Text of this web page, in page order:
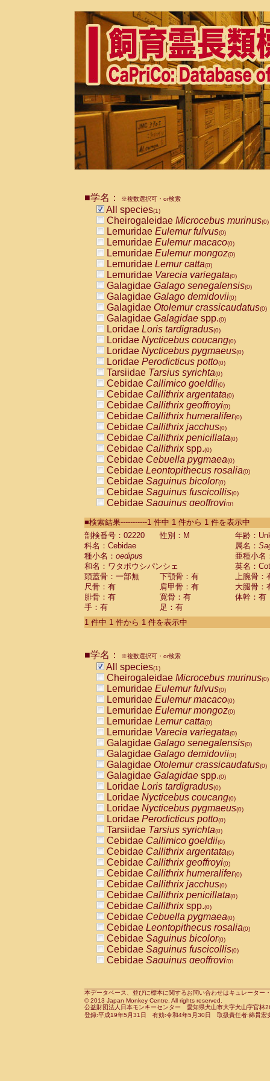
■学名： ※複数選択可・or検索
All species(1)
Cheirogaleidae Microcebus murinus(0)
Lemuridae Eulemur fulvus(0)
Lemuridae Eulemur macaco(0)
Lemuridae Eulemur mongoz(0)
Lemuridae Lemur catta(0)
Lemuridae Varecia variegata(0)
Galagidae Galago senegalensis(0)
Galagidae Galago demidovii(0)
Galagidae Otolemur crassicaudatus(0)
Galagidae Galagidae spp.(0)
Loridae Loris tardigradus(0)
Loridae Nycticebus coucang(0)
Loridae Nycticebus pygmaeus(0)
Loridae Perodicticus potto(0)
Tarsiidae Tarsius syrichta(0)
Cebidae Callimico goeldii(0)
Cebidae Callithrix argentata(0)
Cebidae Callithrix geoffroyi(0)
Cebidae Callithrix humeralifer(0)
Cebidae Callithrix jacchus(0)
Cebidae Callithrix penicillata(0)
Cebidae Callithrixspp.(0)
Cebidae Cebuella pygmaea(0)
Cebidae Leontopithecus rosalia(0)
Cebidae Saguinus bicolor(0)
Cebidae Saguinus fuscicollis(0)
Cebidae Saguinus geoffroyi(0)
CebidaeSaguinus labiatus(0)
Cebidae Saguinus leucopus (0)
Cebidae
Cebidae
CebidaeSaguinus nigricollis (0)
Cebidae Saguinus oedipus
Cebidae Saguinus weddelli
Cebidae Saguinusspp.
Cebidae Aotus trivirgatus
Cebidae Cebus albifrons
CebidaeCebus nigrivittatus
CebidaeCebus
CebidaeSaimiri boliviensis(0)
CebidaeSaimiri sciureus(0)
AtelidaeAlouatta caraya(0)
AtelidaeAlouatta fusca(0)
AtelidaeAlouatta seniculus
AtelidaeAlouattaspp.(0)
AtelidaeAteles belzebuth(0)
AtelidaeAteles geoffroyi(0)
AtelidaeAteles paniscus(0)
AtelidaeAtelesspp.(0)
Atelidae Lagothrix lagothricha
AtelidaeLagothrix lagothricha cana
PitheciidaeCacajao calvus
PitheciidaeCallicebus cupreus
PitheciidaeCallicebus donacophilus
PitheciidaeCallicebus moloch
PitheciidaeCallicebus torquatus
PitheciidaeCallicebusspp.(0)
PitheciidaeChiropotes satanas(0)
PitheciidaePithecia monachus
PitheciidaePithecia pithecia(0)
CercopithecidaeCercocebus agilis
CercopithecidaeCercocebus
CercopithecidaeCercocebus
CercopithecidaeCercocebus
CercopithecidaeCercocebus
CercopithecidaeCercocebushybrid
CercopithecidaePapio anubis(0)
CercopithecidaePapio cynocephalus
CercopithecidaePapio hamadryas(0)
■検索結果-----------1 件中 1 件から 1 件を表示中
剖検番号：02220
性別：M
年齢：
科名：Cebidae
属名：
種小名： oedipus
亜種小名
和名：ワタボウシパンシェ
英名：
頭蓋骨：一部無
下顎骨：有
上腕骨：
尺骨：有
肩甲骨：有
大腿骨：
腓骨：有
寛骨：有
体幹：有
手：有
足：有
1 件中 1 件から 1 件を表示中
■学名： ※複数選択可・or検索
All species(1)
Cheirogaleidae Microcebus murinus(0)
Lemuridae Eulemur fulvus(0)
Lemuridae Eulemur macaco(0)
Lemuridae Eulemur mongoz(0)
Lemuridae Lemur catta(0)
Lemuridae Varecia variegata(0)
Galagidae Galago senegalensis(0)
Galagidae Galago demidovii(0)
Galagidae Otolemur crassicaudatus(0)
Galagidae Galagidae spp.(0)
Loridae Loris tardigradus(0)
Loridae Nycticebus coucang(0)
Loridae Nycticebus pygmaeus(0)
Loridae Perodicticus potto(0)
Tarsiidae Tarsius syrichta(0)
Cebidae Callimico goeldii(0)
Cebidae Callithrix argentata(0)
Cebidae Callithrix geoffroyi(0)
Cebidae Callithrix humeralifer(0)
Cebidae Callithrix jacchus(0)
Cebidae Callithrix penicillata(0)
Cebidae Callithrixspp.(0)
Cebidae Cebuella pygmaea(0)
Cebidae Leontopithecus rosalia(0)
Cebidae Saguinus bicolor(0)
Cebidae Saguinus fuscicollis(0)
Cebidae Saguinus geoffroyi(0)
CebidaeSaguinus leucopus(0)
CebidaeSaguinus midas(0)
Cebidae Saguinus mystax(0)
本データベース、並びに標本に関するお問い合わせはキュレータ
© 2013 Japan Monkey Centre. All rights reserved.
公益財団法人日本モンキーセンター 愛知県犬山市大字犬山字官
登録:平成19年5月31日 有効:令和4年5月30日 取扱責任者:綿貫宏